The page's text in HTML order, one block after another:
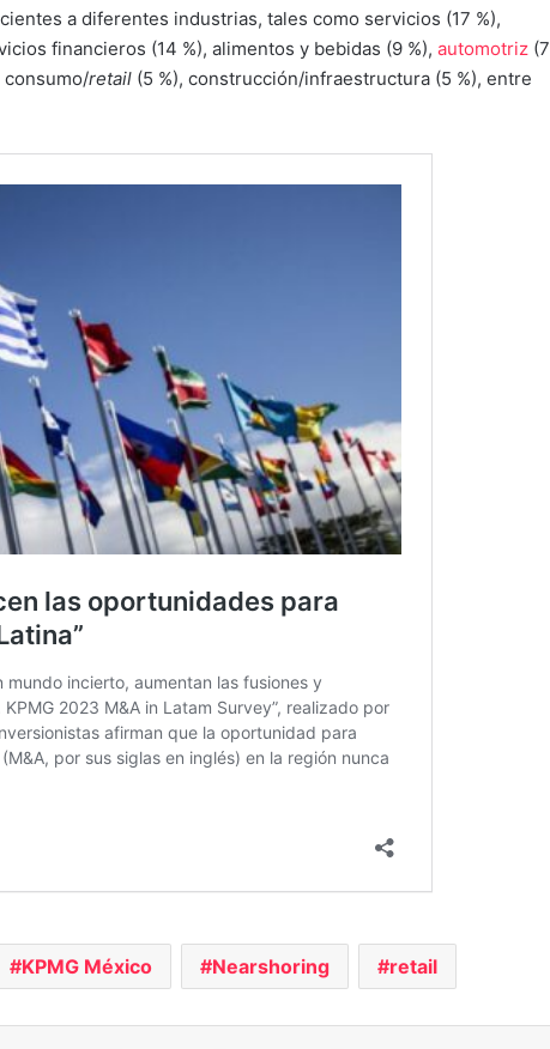
a diferentes industrias, tales como servicios (17 %),
financieros (14 %), alimentos y bebidas (9 %), automotriz (7
consumo/retail (5 %), construcción/infraestructura (5 %), entre
KPMG México Nearshoring retail